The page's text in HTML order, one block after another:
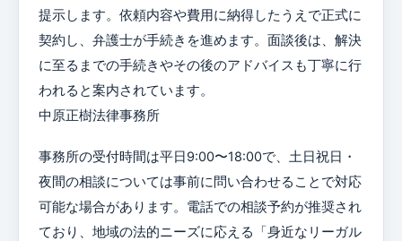
提示します。依頼内容や費用に納得したうえで正式に
契約し、弁護士が手続きを進めます。面談後は、解決
に至るまでの手続きやその後のアドバイスも丁寧に行
われると案内されています。
中原正樹法律事務所
事務所の受付時間は平日9:00〜18:00で、土日祝日・
夜間の相談については事前に問い合わせることで対応
可能な場合があります。電話での相談予約が推奨され
ており、地域の法的ニーズに応える「身近なリーガル